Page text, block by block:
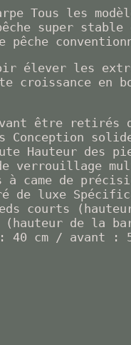
Tous les
super stable
élever les
croissance en
être retirés
Hauteur des
verrouillage
came de
de luxe
courts
(hauteur de la
40 cm / avant :